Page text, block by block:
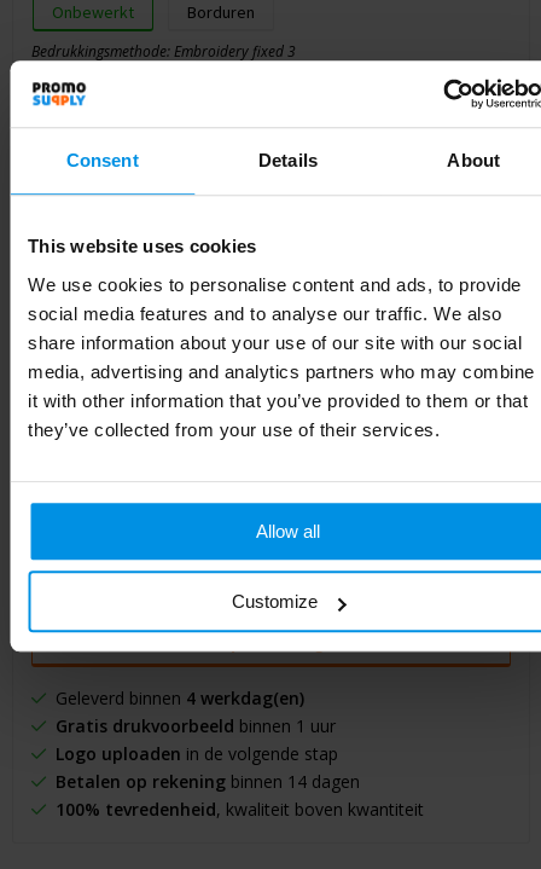
Consent Details About
This website uses cookies
We use cookies to personalise content and ads, to provide
social media features and to analyse our traffic. We also
share information about your use of our site with our social
media, advertising and analytics partners who may combine
it with other information that you’ve provided to them or that
they’ve collected from your use of their services.
Allow all
Customize
Onbewerkt Borduren
Bedrukkingsmethode: Embroidery fixed 3
Impact hoog op de achterzijde (99x99mm)
Bedrukkingsmethode: Embroidery fixed 3
Jouw selectie
Selecteer jouw opties voor de prijsopgave.
Toevoegen aan winkelwagen
Geleverd binnen 4 werkdag(en)
Gratis drukvoorbeeld binnen 1 uur
Logo uploaden in de volgende stap
Betalen op rekeningbinnen 14 dagen
100% tevredenheid, kwaliteit boven kwantiteit